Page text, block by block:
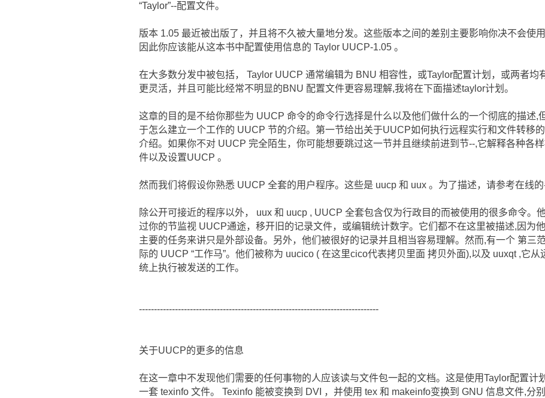
“Taylor”--配置文件。
版本 1.05 最近被出版了，并且将不久被大量地分发。这些版本之间的差别主要影响你决不会使
因此你应该能从这本书中配置使用信息的 Taylor UUCP-1.05 。
在大多数分发中被包括， Taylor UUCP 通常编辑为 BNU 相容性，或Taylor配置计划，或两者均
更灵活，并且可能比经常不明显的BNU 配置文件更容易理解,我将在下面描述taylor计划。
这章的目的是不给你那些为 UUCP 命令的命令行选择是什么以及他们做什么的一个彻底的描述,
于怎么建立一个工作的 UUCP 节的介绍。第一节给出关于UUCP如何执行远程实行和文件转移
介绍。如果你不对 UUCP 完全陌生，你可能想要跳过这一节并且继续前进到节--,它解释各种各
件以及设置UUCP 。
然而我们将假设你熟悉 UUCP 全套的用户程序。这些是 uucp 和 uux 。为了描述，请参考在线的
除公开可接近的程序以外， uux 和 uucp , UUCP 全套包含仅为行政目的而被使用的很多命令。
过你的节监视 UUCP通途，移开旧的记录文件，或编辑统计数字。它们都不在这里被描述,因为
主要的任务来讲只是外部设备。另外，他们被很好的记录并且相当容易理解。然而,有一个 第三
际的 UUCP “工作马”。他们被称为 uucico ( 在这里cico代表拷贝里面 拷贝外面),以及 uuxqt ,它从
统上执行被发送的工作。
--------------------------------------------------------------------------------
关于UUCP的更多的信息
在这一章中不发现他们需要的任何事物的人应该读与文件包一起的文档。这是使用Taylor配置计
一套 texinfo 文件。 Texinfo 能被变换到 DVI ，并使用 tex 和 makeinfo变换到 GNU 信息文件,分别